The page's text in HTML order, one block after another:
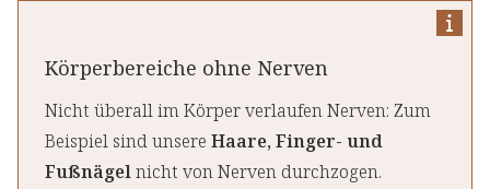
Körperbereiche ohne Nerven
Nicht überall im Körper verlaufen Nerven: Zum
Beispiel sind unsere Haare, Finger- und
Fußnägelnicht von Nerven durchzogen.